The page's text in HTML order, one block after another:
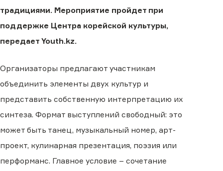
традициями. Мероприятие пройдет при
поддержке Центра корейской культуры,
передает Youth.kz.
Организаторы предлагают участникам
объединить элементы двух культур и
представить собственную интерпретацию их
синтеза. Формат выступлений свободный: это
может быть танец, музыкальный номер, арт-
проект, кулинарная презентация, поэзия или
перформанс. Главное условие – сочетание